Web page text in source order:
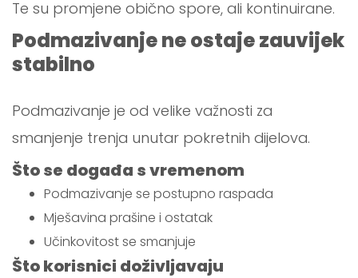
Te su promjene obično spore, ali kontinuirane.
Podmazivanje ne ostaje zauvijek
stabilno
Podmazivanje je od velike važnosti za
smanjenje trenja unutar pokretnih dijelova.
Što se događa s vremenom
Podmazivanje se postupno raspada
Mješavina prašine i ostatak
Učinkovitost se smanjuje
Što korisnici doživljavaju